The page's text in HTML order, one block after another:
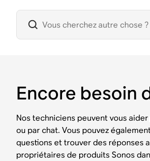
Encore besoin
Nos techniciens peuvent vous
ou par chat. Vous pouvez
questions et trouver des réponses
propriétaires de produits Sonos